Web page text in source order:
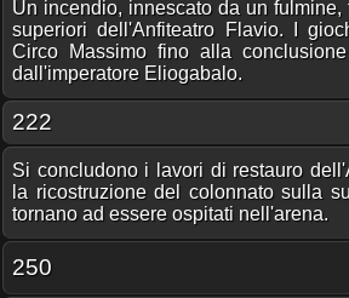
Un incendio, innescato da un fulmine,
superiori dell'Anfiteatro Flavio. I
Circo Massimo fino alla
dall'imperatore Eliogabalo.
222
Si concludono i lavori di restauro
la ricostruzione del colonnato sulla
tornano ad essere ospitati nell'arena.
250